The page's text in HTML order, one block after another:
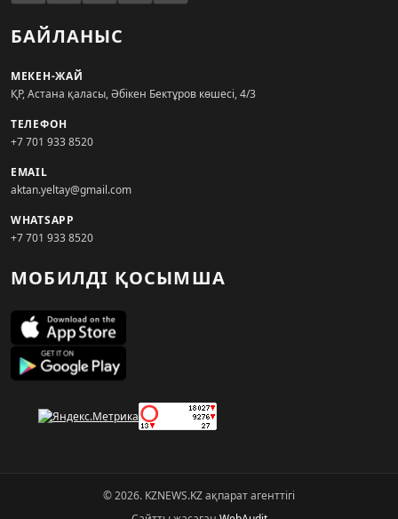
БАЙЛАНЫС
МЕКЕН-ЖАЙ
ҚР, Астана қаласы, Әбікен Бектұров көшесі, 4/3
ТЕЛЕФОН
+7 701 933 8520
EMAIL
aktan.yeltay@gmail.com
WHATSAPP
+7 701 933 8520
МОБИЛДІ ҚОСЫМША
© 2026. KZNEWS.KZ ақпарат агенттігі